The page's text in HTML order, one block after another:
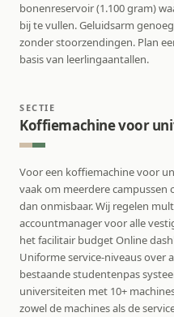
bonenreservoir (1.100 gram)
bij te vullen. Geluidsarm
zonder stoorzendingen. Plan
basis van leerlingaantallen.
SECTIE
Koffiemachine voor
Voor een koffiemachine voor
vaak om meerdere campussen
dan onmisbaar. Wij regelen
accountmanager voor alle
het facilitair budget Online
Uniforme service-niveaus over
bestaande studentenpas
universiteiten met 10+
zowel de machines als de